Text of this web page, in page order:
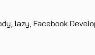
lazy, Facebook